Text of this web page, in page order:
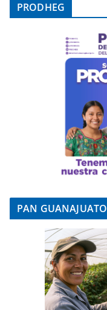
PRODHEG
PAN GUANAJUATO